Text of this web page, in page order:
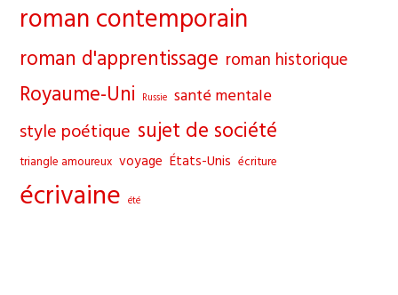
roman contemporain
roman d'apprentissage roman historique
Royaume-Uni Russie santé mentale
style poétique sujet de société
triangle amoureux voyage États-Unis écriture
écrivaine été